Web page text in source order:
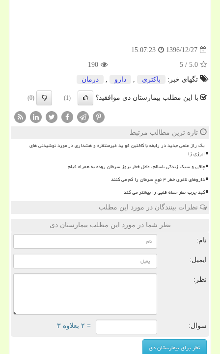
1396/12/27
15:07:23
5.0
/
5
190
تگهای خبر:
باكتری , دارو , درمان
با این مطلب بیمارستان دی موافقید؟ (1)
(0)
تازه ترین مطالب مرتبط
یک راز علمی جدید در رابطه با کافئین فواید غیرمنتظره و هشداری در مورد نوشیدنی های
انرژی زا
چاقی و سبک زندگی ناسالم، عامل خطر بروز سرطان روده به همراه فیلم
داروهای لاغری خطر ۴ نوع سرطان را کم می کنند
کبد چرب خطر حمله قلبی را بیشتر می کند
نظرات بینندگان در مورد این مطلب
نظر شما در مورد این مطلب بیمارستان دی
نام:
ایمیل:
نظر:
سوال: = ۲ بعلاوه ۳